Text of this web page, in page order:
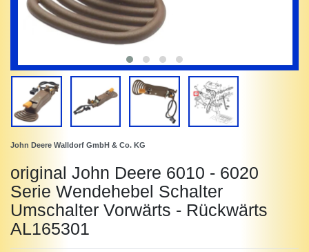
John Deere Walldorf GmbH & Co. KG
original John Deere 6010 - 6020
Serie Wendehebel Schalter
Umschalter Vorwärts - Rückwärts
AL165301